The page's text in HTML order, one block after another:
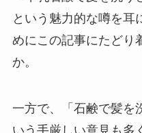
という魅力的な噂を耳
めにこの記事にたどり
か。
一方で、「石鹸で髪を
いう手厳しい意見も多